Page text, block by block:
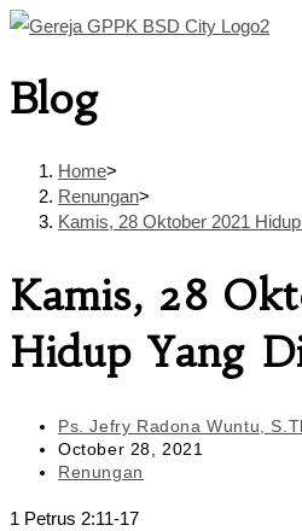
Skip
content
Blog
Home>
Renungan>
Kamis, 28 Oktober 2021
Kamis, 28
Hidup Yang
Post
author:
Ps. Jefry Radona Wuntu,
Post
published:
October 28, 2021
Post
Renungan
1 Petrus 2:11-17